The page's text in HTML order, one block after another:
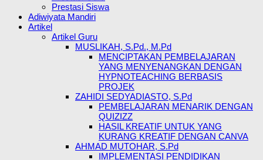
Prestasi Siswa
Adiwiyata Mandiri
Artikel
Artikel Guru
MUSLIKAH, S.Pd., M.Pd
MENCIPTAKAN PEMBELAJARAN
YANG MENYENANGKAN DENGAN
HYPNOTEACHING BERBASIS
PROJEK
ZAHIDI SEDYADIASTO, S.Pd
PEMBELAJARAN MENARIK DENGAN
QUIZIZZ
HASIL KREATIF UNTUK YANG
KURANG KREATIF DENGAN CANVA
AHMAD MUTOHAR, S.Pd
IMPLEMENTASI PENDIDIKAN